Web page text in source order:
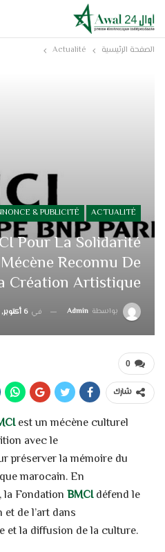
الصفحة الرئيسية Actualité
ACTUALITÉ
& PUBLICITÉ
Pour La Solidarité
Reconnu De
Création Artistique
بواسطة Admin في 6 أكتوبر, 2022
0
شارك
est un mécène culturel
avec le
préserver la mémoire du
marocain. En
FondationBMCIdéfend le
de l’art dans
et la diffusion de la culture.